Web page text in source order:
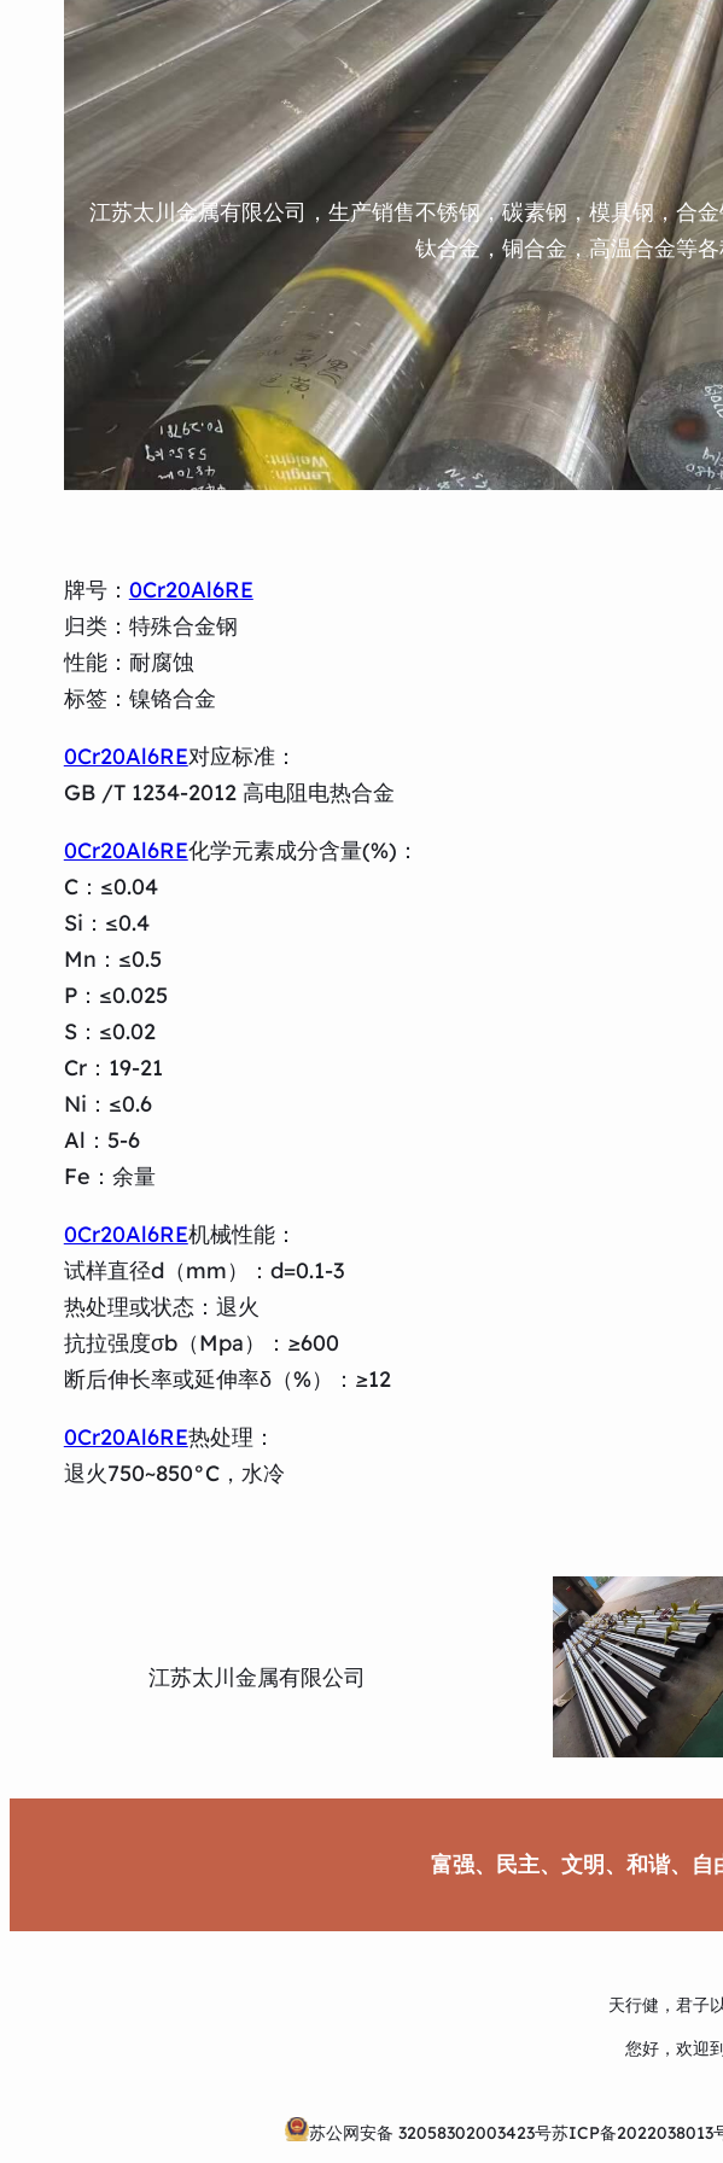
江苏太川金属有限公司，生产销售不锈钢，碳素钢，模具钢，合
钛合金，铜合金，高温合金等各
牌号： 0Cr20Al6RE
归类：特殊合金钢
性能：耐腐蚀
标签：镍铬合金
0Cr20Al6RE对应标准：
GB /T 1234-2012 高电阻电热合金
0Cr20Al6RE化学元素成分含量(%)：
C：≤0.04
Si：≤0.4
Mn：≤0.5
P：≤0.025
S：≤0.02
Cr：19-21
Ni：≤0.6
Al：5-6
Fe：余量
0Cr20Al6RE机械性能：
试样直径d（mm）：d=0.1-3
热处理或状态：退火
抗拉强度σb（Mpa）：≥600
断后伸长率或延伸率δ（%）：≥12
0Cr20Al6RE热处理：
退火750~850°C，水冷
江苏太川金属有限公司
富强、民主、文明、和谐、
天行健，君子
您好，欢迎
苏公网安备 32058302003423号苏ICP备2022038013